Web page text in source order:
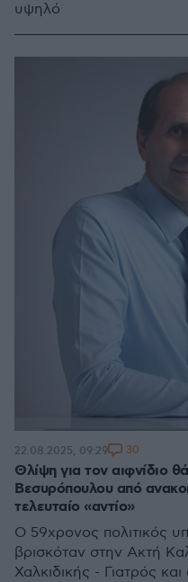
υψηλό
Θλίψη για τον αιφνίδιο
Βεσυρόπουλου από
τελευταίο «αντίο»
Ο 59χρονος πολιτικός
βρισκόταν στην Ακτή
Χαλκιδικής - Γιατρός
22.08.2025, 09:29 30